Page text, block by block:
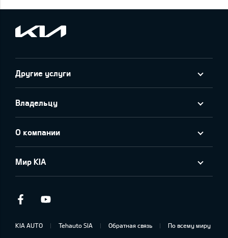
Другие услуги
Владельцу
О компании
Мир KIA
Facebook
KIA AUTO Tehauto SIA Обратная связь По всему миру